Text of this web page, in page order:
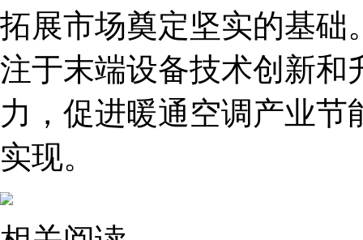
拓展市场奠定坚实的基础
注于末端设备技术创新和
力，促进暖通空调产业
实现。